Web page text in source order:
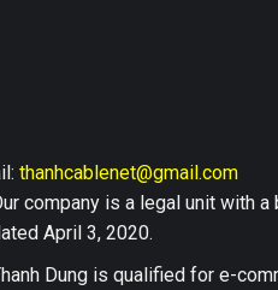
thanhcablenet@gmail.com
company is a legal unit with
April 3, 2020.
Dung is qualified for e-